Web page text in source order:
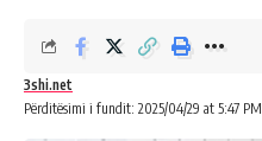
Përditësimi i fundit: 2025/04/29 at 5:47 PM
3shi.net